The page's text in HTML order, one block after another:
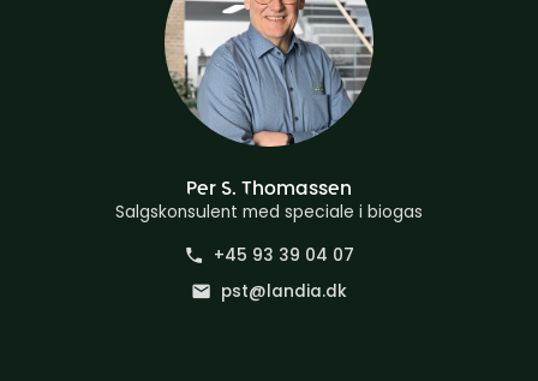
Per S. Thomassen
Salgskonsulent med speciale i biogas
phone +45 93 39 04 07
mail pst@landia.dk